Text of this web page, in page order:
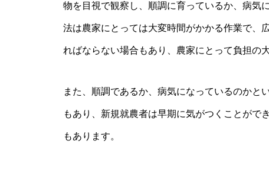
物を目視で観察し、順調に育っているか、病気
法は農家にとっては大変時間がかかる作業で、
ればならない場合もあり、農家にとって負担の
また、順調であるか、病気になっているのかと
もあり、新規就農者は早期に気がつくことがで
もあります。